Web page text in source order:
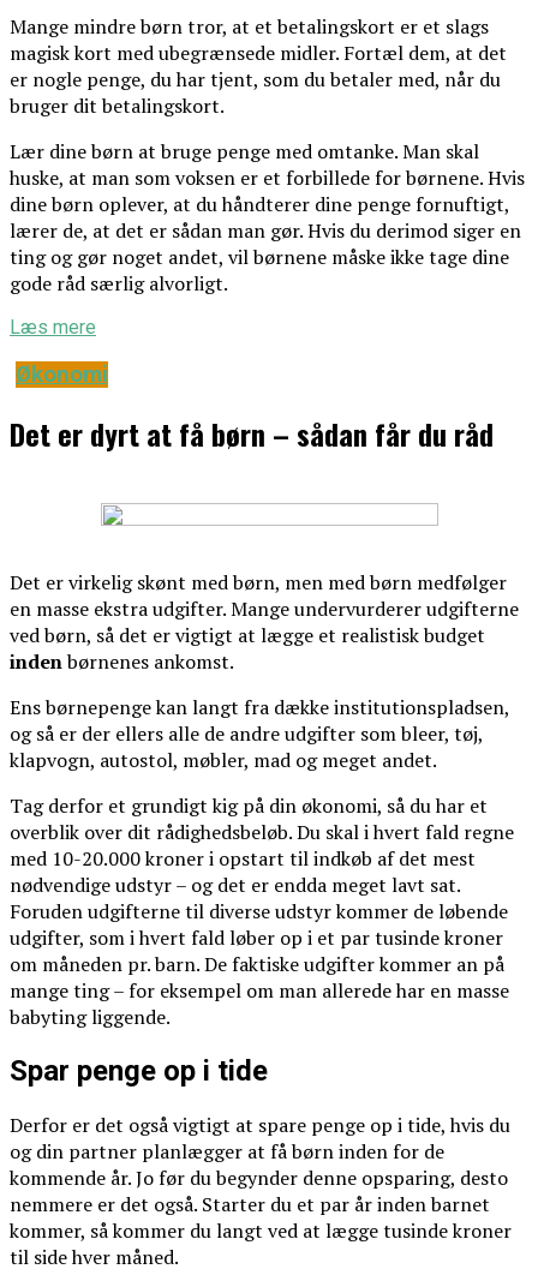
Mange mindre børn tror, at et betalingskort er et slags
magisk kort med ubegrænsede midler. Fortæl dem, at det
er nogle penge, du har tjent, som du betaler med, når du
bruger dit betalingskort.
Lær dine børn at bruge penge med omtanke. Man skal
huske, at man som voksen er et forbillede for børnene. Hvis
dine børn oplever, at du håndterer dine penge fornuftigt,
lærer de, at det er sådan man gør. Hvis du derimod siger en
ting og gør noget andet, vil børnene måske ikke tage dine
gode råd særlig alvorligt.
Læs mere
Økonomi
Det er dyrt at få børn – sådan får du råd
Det er virkelig skønt med børn, men med børn medfølger
en masse ekstra udgifter. Mange undervurderer udgifterne
ved børn, så det er vigtigt at lægge et realistisk budget
indenbørnenes ankomst.
Ens børnepenge kan langt fra dække institutionspladsen,
og så er der ellers alle de andre udgifter som bleer, tøj,
klapvogn, autostol, møbler, mad og meget andet.
Tag derfor et grundigt kig på din økonomi, så du har et
overblik over dit rådighedsbeløb. Du skal i hvert fald regne
med 10-20.000 kroner i opstart til indkøb af det mest
nødvendige udstyr – og det er endda meget lavt sat.
Foruden udgifterne til diverse udstyr kommer de løbende
udgifter, som i hvert fald løber op i et par tusinde kroner
om måneden pr. barn. De faktiske udgifter kommer an på
mange ting – for eksempel om man allerede har en masse
babyting liggende.
Spar penge op i tide
Derfor er det også vigtigt at spare penge op i tide, hvis du
og din partner planlægger at få børn inden for de
kommende år. Jo før du begynder denne opsparing, desto
nemmere er det også. Starter du et par år inden barnet
kommer, så kommer du langt ved at lægge tusinde kroner
til side hver måned.